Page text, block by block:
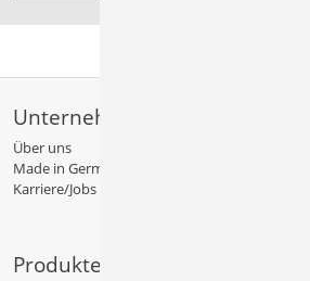
Unternehmen
Über uns
Made in Germany
Karriere/Jobs
Produkte